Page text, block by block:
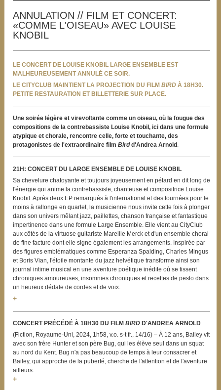
ANNULATION // FILM ET CONCERT:
«COMME L'OISEAU» AVEC LOUISE
KNOBIL
LE CONCERT DE LOUISE KNOBIL LARGE ENSEMBLE EST
MALHEUREUSEMENT ANNULÉ CE SOIR.
LE CITYCLUB MAINTIENT LA PROJECTION DU FILM BIRD À 18H30.
PETITE RESTAURATION ET BILLETTERIE SUR PLACE.
Une soirée légère et virevoltante comme un oiseau, où la fougue des
compositions de la contrebassiste Louise Knobil, ici dans une formule
atypique et chorale, rencontre celle, forte et touchante, des
protagonistes de l'extraordinaire film Birdd'Andrea Arnold.
21H: CONCERT DU LARGE ENSEMBLE DE LOUISE KNOBIL
Sa chevelure chatoyante et toujours joyeusement en pétard en dit long de
l'énergie qui anime la contrebassiste, chanteuse et compositrice Louise
Knobil. Après deux EP remarqués à l'international et des tournées pour le
moins à rallonge en quartet, la musicienne nous invite cette fois à plonger
dans son univers mêlant jazz, paillettes, chanson française et fantastique
impertinence dans une formule Large Ensemble. Elle vient au CityClub
aux côtés de la virtuose guitariste Mareille Merck et d'un ensemble choral
de fine facture dont elle signe également les arrangements. Inspirée par
des figures emblématiques comme Esperanza Spalding, Charles Mingus
et Boris Vian, l'étoile montante du jazz helvétique transforme ainsi son
journal intime musical en une aventure poétique inédite où se tissent
chroniques amoureuses, insomnies chroniques et recettes de pesto dans
un heureux dédale de cordes et de voix.
+
CONCERT PRÉCÉDÉ À 18H30 DU FILM BIRDD'ANDREA ARNOLD
(Fiction, Royaume-Uni, 2024, 1h58, v.o. s-t fr., 14/16) – À 12 ans, Bailey vit
avec son frère Hunter et son père Bug, qui les élève seul dans un squat
au nord du Kent. Bug n'a pas beaucoup de temps à leur consacrer et
Bailey, qui approche de la puberté, cherche de l'attention et de l'aventure
ailleurs.
+